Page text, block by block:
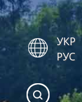
УКР
РУС